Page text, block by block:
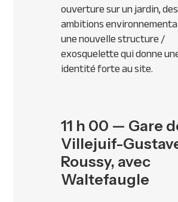
ouverture sur un jardin, des
ambitions
une nouvelle structure /
exosquelette qui donne
identité forte au site.
11 h 00 — Gare
Villejuif-
Roussy, avec
Waltefaugle